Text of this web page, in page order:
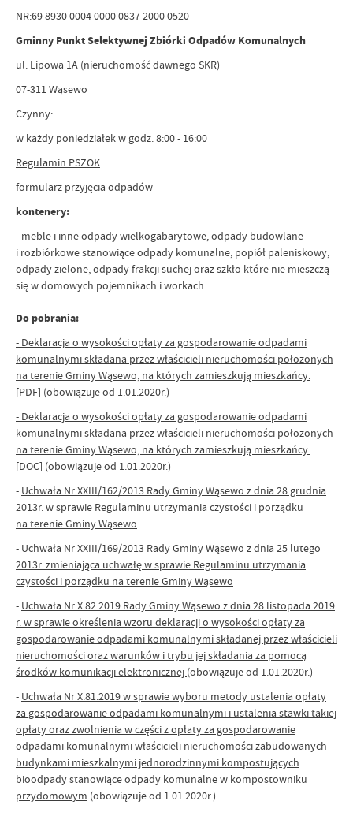
NR:69 8930 0004 0000 0837 2000 0520
Gminny Punkt Selektywnej Zbiórki Odpadów Komunalnych
ul. Lipowa 1A (nieruchomość dawnego SKR)
07-311 Wąsewo
Czynny:
w każdy poniedziałek w godz. 8:00 - 16:00
Regulamin PSZOK
formularz przyjęcia odpadów
kontenery:
- meble i inne odpady wielkogabarytowe, odpady budowlane
i rozbiórkowe stanowiące odpady komunalne, popiół paleniskowy,
odpady zielone, odpady frakcji suchej oraz szkło które nie mieszczą
się w domowych pojemnikach i workach.
Do pobrania:
- Deklaracja o wysokości opłaty za gospodarowanie odpadami
komunalnymi składana przez właścicieli nieruchomości położonych
na terenie Gminy Wąsewo, na których zamieszkują mieszkańcy.
[PDF] (obowiązuje od 1.01.2020r.)
- Deklaracja o wysokości opłaty za gospodarowanie odpadami
komunalnymi składana przez właścicieli nieruchomości położonych
na terenie Gminy Wąsewo, na których zamieszkują mieszkańcy.
[DOC] (obowiązuje od 1.01.2020r.)
- Uchwała Nr XXIII/162/2013 Rady Gminy Wąsewo z dnia 28 grudnia
2013r. w sprawie Regulaminu utrzymania czystości i porządku
na terenie Gminy Wąsewo
- Uchwała Nr XXIII/169/2013 Rady Gminy Wąsewo z dnia 25 lutego
2013r. zmieniająca uchwałę w sprawie Regulaminu utrzymania
czystości i porządku na terenie Gminy Wąsewo
- Uchwała Nr X.82.2019 Rady Gminy Wąsewo z dnia 28 listopada 2019
r. w sprawie określenia wzoru deklaracji o wysokości opłaty za
gospodarowanie odpadami komunalnymi składanej przez właścicieli
nieruchomości oraz warunków i trybu jej składania za pomocą
środków komunikacji elektronicznej (obowiązuje od 1.01.2020r.)
- Uchwała Nr X.81.2019 w sprawie wyboru metody ustalenia opłaty
za gospodarowanie odpadami komunalnymi i ustalenia stawki takiej
opłaty oraz zwolnienia w części z opłaty za gospodarowanie
odpadami komunalnymi właścicieli nieruchomości zabudowanych
budynkami mieszkalnymi jednorodzinnymi kompostujących
bioodpady stanowiące odpady komunalne w kompostowniku
przydomowym (obowiązuje od 1.01.2020r.)